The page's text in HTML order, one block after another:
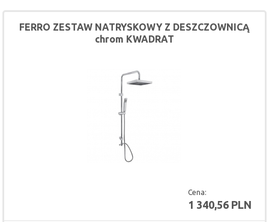
Cena:
1 340,56 PLN
FERRO ZESTAW NATRYSKOWY Z DESZCZOWNICĄ
chrom KWADRAT